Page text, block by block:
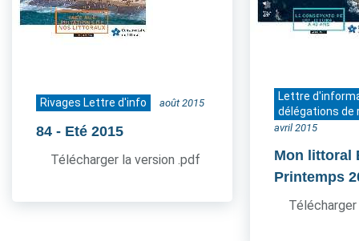
Rivages Lettre d'info août 2015
84 - Eté 2015
Télécharger la version .pdf
Lettre
délégations de
avril 2015
Mon littoral
Printemps